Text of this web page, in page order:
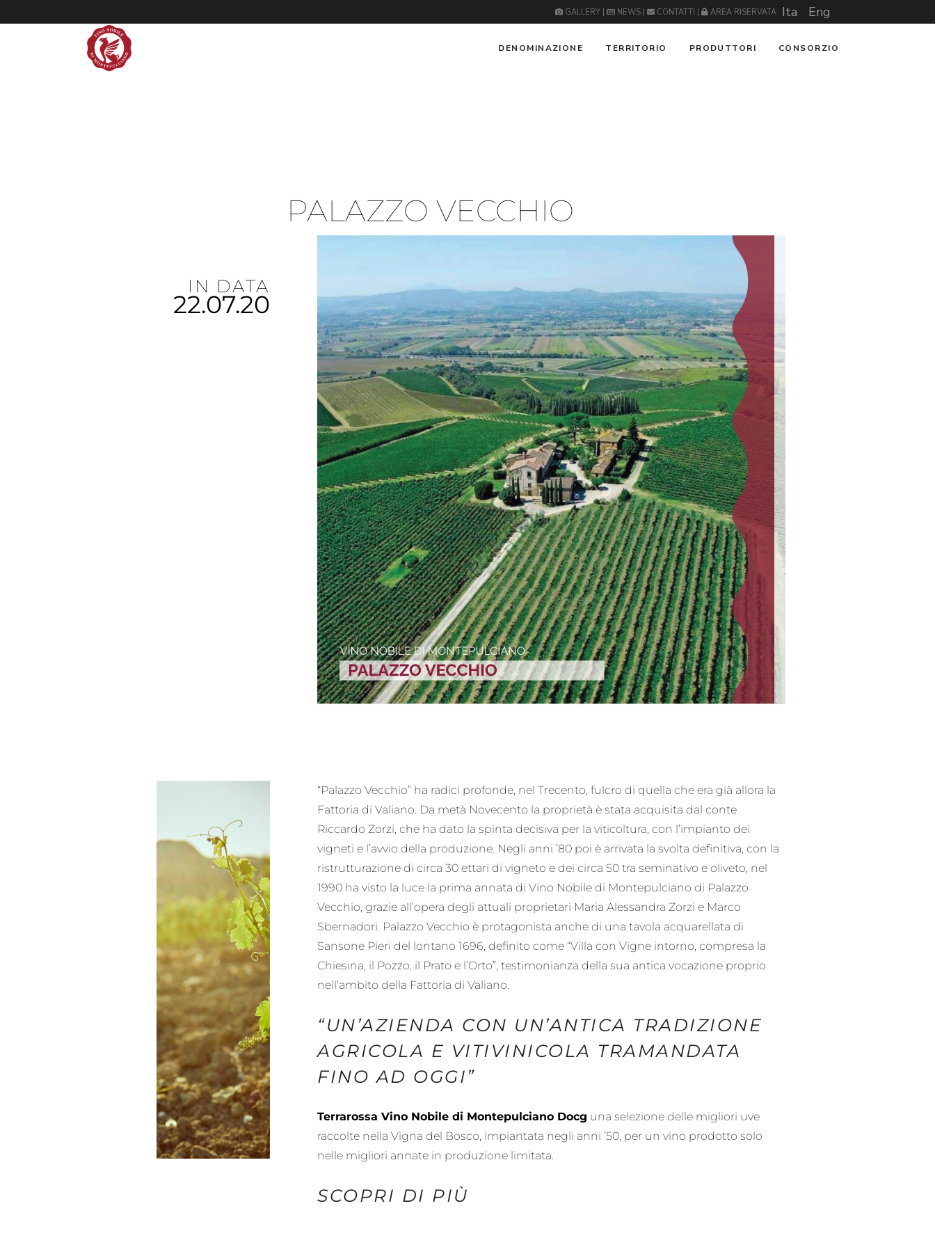
GALLERY NEWS CONTATTI AREA RISERVATA Ita Eng
DENOMINAZIONE TERRITORIO PRODUTTORI CONSORZIO
PALAZZO VECCHIO
IN DATA
22.07.20
“Palazzo Vecchio” ha radici profonde, nel Trecento, fulcro di quella che era già allora la
Fattoria di Valiano. Da metà Novecento la proprietà è stata acquisita dal conte
Riccardo Zorzi, che ha dato la spinta decisiva per la viticoltura, con l’impianto dei
vigneti e l’avvio della produzione. Negli anni ’80 poi è arrivata la svolta definitiva, con la
ristrutturazione di circa 30 ettari di vigneto e dei circa 50 tra seminativo e oliveto, nel
1990 ha visto la luce la prima annata di Vino Nobile di Montepulciano di Palazzo
Vecchio, grazie all’opera degli attuali proprietari Maria Alessandra Zorzi e Marco
Sbernadori. Palazzo Vecchio è protagonista anche di una tavola acquarellata di
Sansone Pieri del lontano 1696, definito come “Villa con Vigne intorno, compresa la
Chiesina, il Pozzo, il Prato e l’Orto”, testimonianza della sua antica vocazione proprio
nell’ambito della Fattoria di Valiano.
“UN’AZIENDA CON UN’ANTICA TRADIZIONE
AGRICOLA E VITIVINICOLA TRAMANDATA
FINO AD OGGI”
Terrarossa Vino Nobile di Montepulciano Docg una selezione delle migliori uve
raccolte nella Vigna del Bosco, impiantata negli anni ’50, per un vino prodotto solo
nelle migliori annate in produzione limitata.
SCOPRI DI PIÙ